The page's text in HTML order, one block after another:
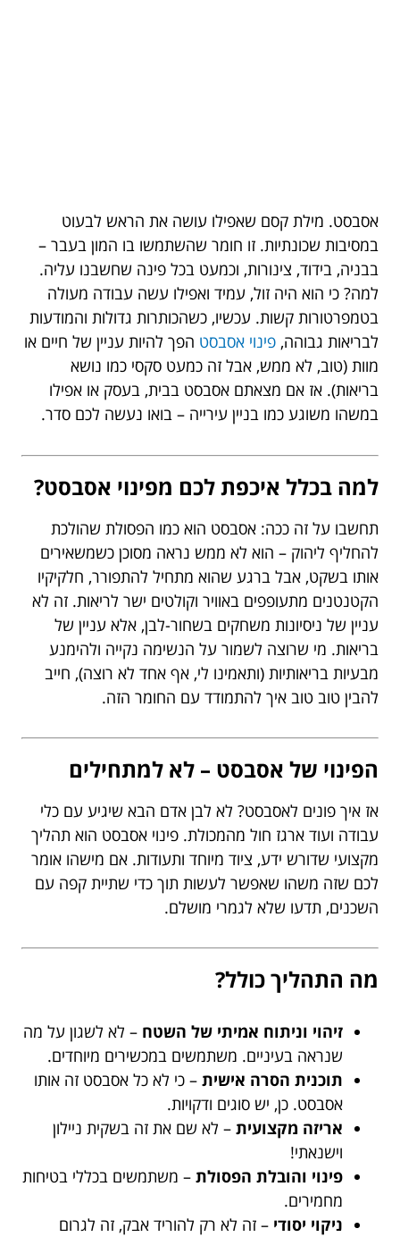
אסבסט. מילת קסם שאפילו עושה את הראש לבעוט
במסיבות שכונתיות. זו חומר שהשתמשו בו המון בעבר –
בבניה, בידוד, צינורות, וכמעט בכל פינה שחשבנו עליה.
למה? כי הוא היה זול, עמיד ואפילו עשה עבודה מעולה
בטמפרטורות קשות. עכשיו, כשהכותרות גדולות והמודעות
לבריאות גבוהה, פינוי אסבסט הפך להיות עניין של חיים או
מוות (טוב, לא ממש, אבל זה כמעט סקסי כמו נושא
בריאות). אז אם מצאתם אסבסט בבית, בעסק או אפילו
במשהו משוגע כמו בניין עירייה – בואו נעשה לכם סדר.
למה בכלל איכפת לכם מפינוי אסבסט?
תחשבו על זה ככה: אסבסט הוא כמו הפסולת שהולכת
להחליף ליהוק – הוא לא ממש נראה מסוכן כשמשאירים
אותו בשקט, אבל ברגע שהוא מתחיל להתפורר, חלקיקיו
הקטנטנים מתעופפים באוויר וקולטים ישר לריאות. זה לא
עניין של ניסיונות משחקים בשחור-לבן, אלא עניין של
בריאות. מי שרוצה לשמור על הנשימה נקייה ולהימנע
מבעיות בריאותיות (ותאמינו לי, אף אחד לא רוצה), חייב
להבין טוב טוב איך להתמודד עם החומר הזה.
הפינוי של אסבסט – לא למתחילים
אז איך פונים לאסבסט? לא לבן אדם הבא שיגיע עם כלי
עבודה ועוד ארגז חול מהמכולת. פינוי אסבסט הוא תהליך
מקצועי שדורש ידע, ציוד מיוחד ותעודות. אם מישהו אומר
לכם שזה משהו שאפשר לעשות תוך כדי שתיית קפה עם
השכנים, תדעו שלא לגמרי מושלם.
מה התהליך כולל?
זיהוי וניתוח אמיתי של השטח – לא לשגון על מה
שנראה בעיניים. משתמשים במכשירים מיוחדים.
תוכנית הסרה אישית – כי לא כל אסבסט זה אותו
אסבסט. כן, יש סוגים ודקויות.
אריזה מקצועית – לא שם את זה בשקית ניילון
וישנאתי!
פינוי והובלת הפסולת – משתמשים בכללי בטיחות
מחמירים.
ניקוי יסודי – זה לא רק להוריד אבק, זה לגרום